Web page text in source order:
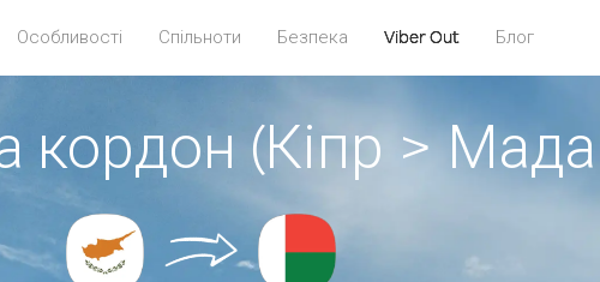
Особливості Спільноти Безпека Viber Out Блог
кордон (Кіпр >